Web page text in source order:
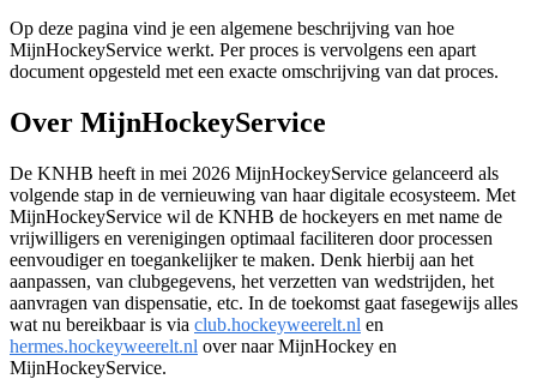
Op deze pagina vind je een algemene beschrijving van hoe
MijnHockeyService werkt. Per proces is vervolgens een apart
document opgesteld met een exacte omschrijving van dat proces.
Over MijnHockeyService
De KNHB heeft in mei 2026 MijnHockeyService gelanceerd als
volgende stap in de vernieuwing van haar digitale ecosysteem. Met
MijnHockeyService wil de KNHB de hockeyers en met name de
vrijwilligers en verenigingen optimaal faciliteren door processen
eenvoudiger en toegankelijker te maken. Denk hierbij aan het
aanpassen, van clubgegevens, het verzetten van wedstrijden, het
aanvragen van dispensatie, etc. In de toekomst gaat fasegewijs alles
wat nu bereikbaar is via club.hockeyweerelt.nl en
hermes.hockeyweerelt.nl over naar MijnHockey en
MijnHockeyService.